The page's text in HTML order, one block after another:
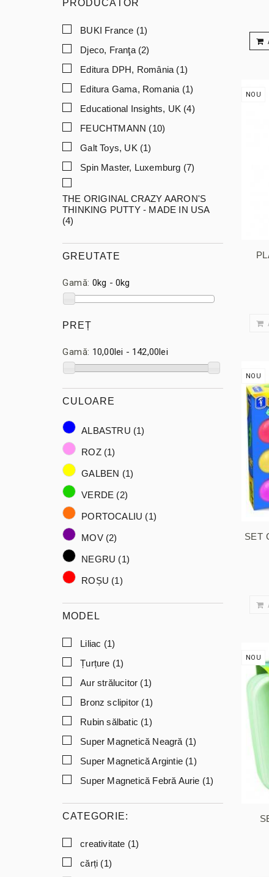
PRODUCĂTOR
BUKI France (1)
Djeco, Franţa(2)
Editura DPH, România (1)
Editura Gama, Romania (1)
Educational Insights, UK (4)
FEUCHTMANN (10)
Galt Toys, UK (1)
Spin Master, Luxemburg (7)
THE ORIGINAL CRAZY AARON'S
THINKING PUTTY - MADE IN USA
(4)
GREUTATE
Gamă: 0kg - 0kg
PREȚ
Gamă: 10,00lei - 142,00lei
CULOARE
ALBASTRU (1)
ROZ(1)
GALBEN (1)
VERDE (2)
PORTOCALIU (1)
MOV(2)
NEGRU (1)
ROȘU (1)
MODEL
Liliac (1)
Țurțure (1)
Aur strălucitor (1)
Bronz sclipitor (1)
Rubin sălbatic (1)
Super Magnetică Neagră(1)
Super Magnetică Argintie (1)
Super Magnetică Febră Aurie (1)
CATEGORIE:
creativitate (1)
cărți (1)
NOU
NOU
SET
NOU